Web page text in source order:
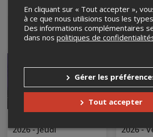
Leaflet| ©
Événements à venir
2026 - Jeudi
2026 -
En cliquant sur « Tout accepter »,
à ce que nous utilisions tous les
Des informations complémentaires
dans nos politiques de
Gérer les
Tout accepter